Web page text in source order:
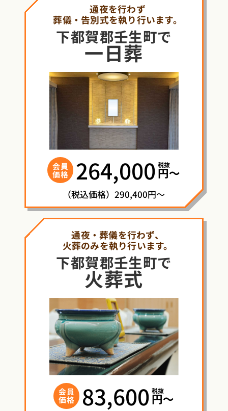
通夜を行わず
葬儀・告別式を執り行います。
下都賀郡壬生町で
一日葬
会員
価格 264,000 税抜
円〜
（税込価格）290,400円～
通夜・葬儀を行わず、
火葬のみを執り行います。
下都賀郡壬生町で
火葬式
会員
価格 83,600 税抜
円〜